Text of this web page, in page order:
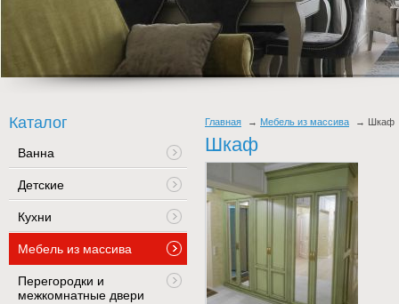
Главная Мебель из массива Шкаф
Шкаф
Каталог
Ванна
Детские
Кухни
Мебель из массива
Перегородки и
межкомнатные двери